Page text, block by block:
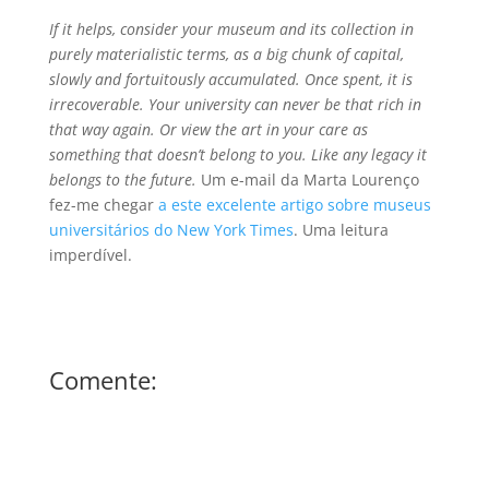
If it helps, consider your museum and its collection in
purely materialistic terms, as a big chunk of capital,
slowly and fortuitously accumulated. Once spent, it is
irrecoverable. Your university can never be that rich in
that way again. Or view the art in your care as
something that doesn’t belong to you. Like any legacy it
belongs to the future. Um e-mail da Marta Lourenço
fez-me chegar a este excelente artigo sobre museus
universitários do New York Times. Uma leitura
imperdível.
Comente: